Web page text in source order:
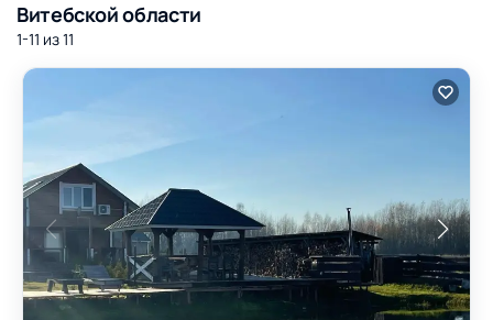
Витебской области
1-11 из11